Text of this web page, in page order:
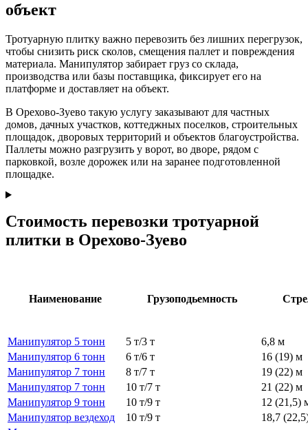
объект
Тротуарную плитку важно перевозить без лишних перегрузок,
чтобы снизить риск сколов, смещения паллет и повреждения
материала. Манипулятор забирает груз со склада,
производства или базы поставщика, фиксирует его на
платформе и доставляет на объект.
В Орехово-Зуево такую услугу заказывают для частных
домов, дачных участков, коттеджных поселков, строительных
площадок, дворовых территорий и объектов благоустройства.
Паллеты можно разгрузить у ворот, во дворе, рядом с
парковкой, возле дорожек или на заранее подготовленной
площадке.
Стоимость перевозки тротуарной
плитки в Орехово-Зуево
Наименование Грузоподьемность
Манипулятор 5 тонн 5 т/3 т
6,8 м
Манипулятор 6 тонн
6 т/6 т
16 (19) м
Манипулятор 7 тонн
8 т/7 т
19 (22) м
Манипулятор 7 тонн
10 т/7 т
21 (22) м
Манипулятор 9 тонн
10 т/9 т
12 (21,5)
Манипулятор вездеход
10 т/9 т
18,7